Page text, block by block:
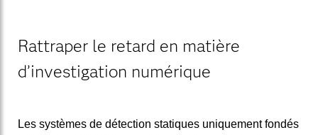
Rattraper le retard en matière
d’investigation numérique
Les systèmes de détection statiques uniquement fondés